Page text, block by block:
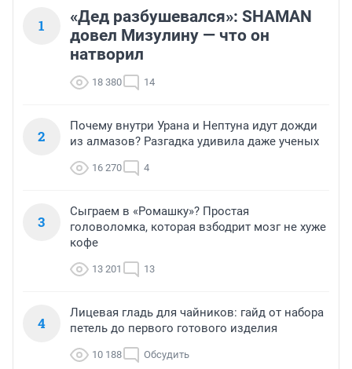
1
«Дед разбушевался»: SHAMAN
довел Мизулину — что он
натворил
18 380 14
2
Почему внутри Урана и Нептуна идут дожди
из алмазов? Разгадка удивила даже ученых
16 270 4
3
Сыграем в «Ромашку»? Простая
головоломка, которая взбодрит мозг не хуже
кофе
13 201 13
4
Лицевая гладь для чайников: гайд от набора
петель до первого готового изделия
10 188 Обсудить